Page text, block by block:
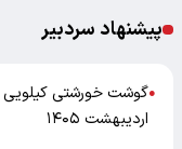
پیشنهاد سردبیر
●
اردیبهشت ۱۴۰۵